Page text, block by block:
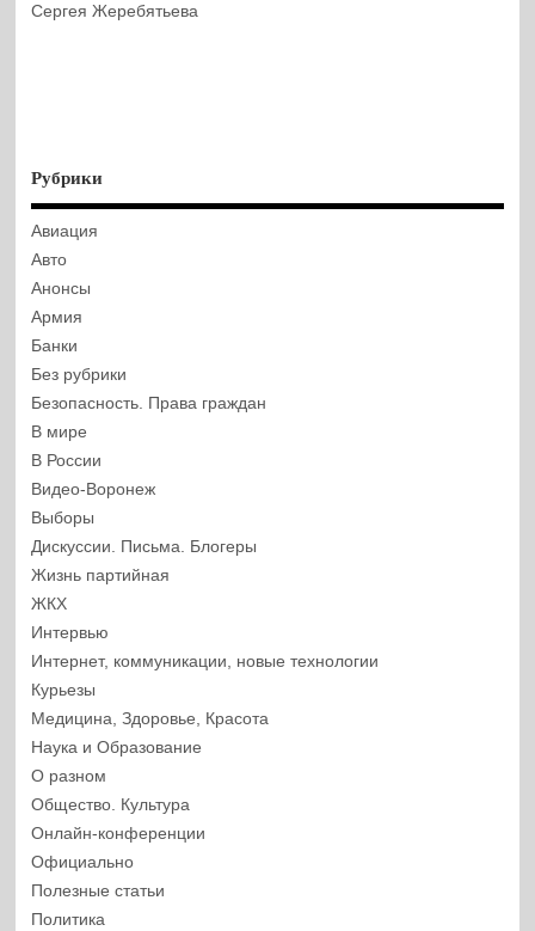
Сергея Жеребятьева
Рубрики
Авиация
Авто
Анонсы
Армия
Банки
Без рубрики
Безопасность. Права граждан
В мире
В России
Видео-Воронеж
Выборы
Дискуссии. Письма. Блогеры
Жизнь партийная
ЖКХ
Интервью
Интернет, коммуникации, новые технологии
Курьезы
Медицина, Здоровье, Красота
Наука и Образование
О разном
Общество. Культура
Онлайн-конференции
Официально
Полезные статьи
Политика